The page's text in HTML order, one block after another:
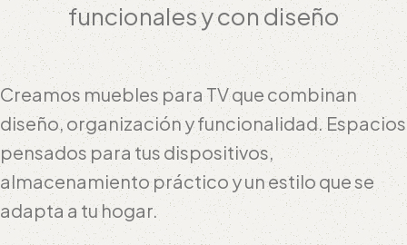
funcionales y con diseño
Creamos muebles para TV que combinan
diseño, organización y funcionalidad. Espacios
pensados para tus dispositivos,
almacenamiento práctico y un estilo que se
adapta a tu hogar.